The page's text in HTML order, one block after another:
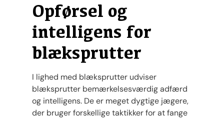
Opførsel og
intelligens for
blæksprutter
I lighed med blæksprutter udviser
blæksprutter bemærkelsesværdig adfærd
og intelligens. De er meget dygtige jægere,
der bruger forskellige taktikker for at fange